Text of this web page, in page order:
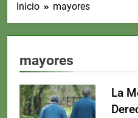
Inicio mayores
mayores
La